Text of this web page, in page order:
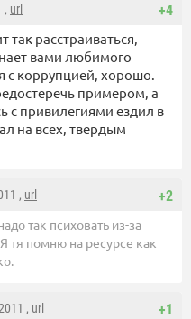
+4
, url
так расстраиваться,
вами любимого
с коррупцией, хорошо.
примером, а
с привилегиями ездил в
на всех, твердым
+2
, url
так психовать из-за
тя помню на ресурсе как
+1
, url